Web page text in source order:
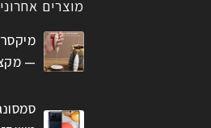
מוצרים
מיקסר
—